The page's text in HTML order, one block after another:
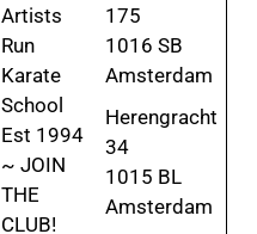
Artists
Run
Karate
School
Est 1994
~ JOIN
THE
CLUB!
175
1016 SB
Amsterdam
Herengracht
34
1015 BL
Amsterdam